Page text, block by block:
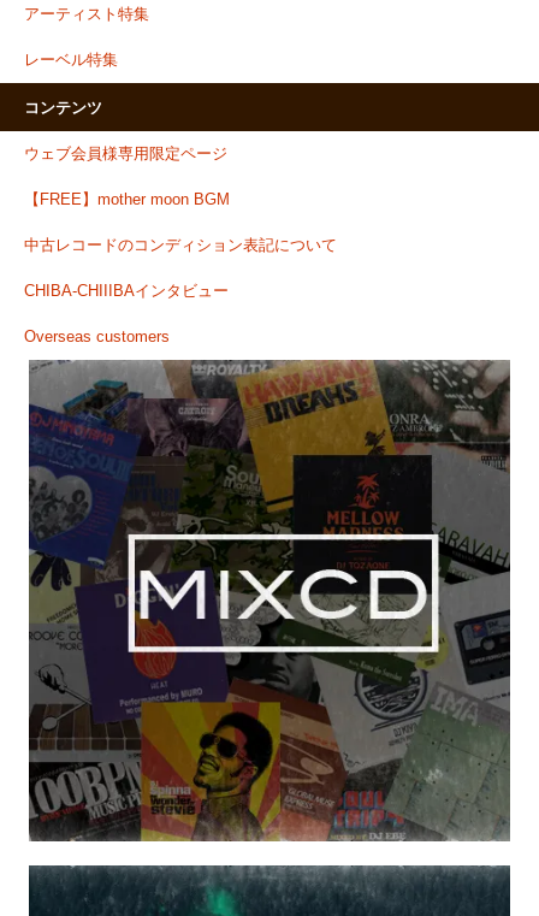
アーティスト特集
レーベル特集
コンテンツ
ウェブ会員様専用限定ページ
【FREE】mother moon BGM
中古レコードのコンディション表記について
CHIBA-CHIIIBAインタビュー
Overseas customers